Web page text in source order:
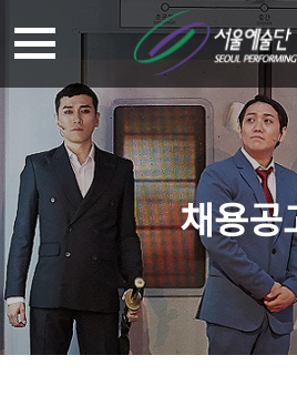
채용공